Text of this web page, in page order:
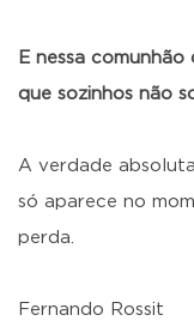
E nessa
que sozinhos não
A verdade
só aparece no
perda.
Fernando Rossit